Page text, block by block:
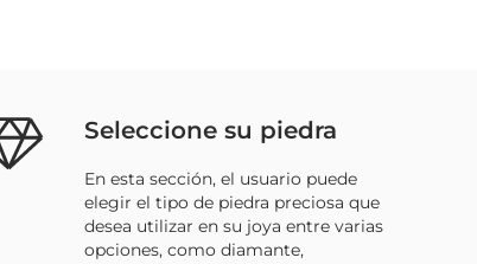
Seleccione su piedra
En esta sección, el usuario puede
elegir el tipo de piedra preciosa que
desea utilizar en su joya entre varias
opciones, como diamante,